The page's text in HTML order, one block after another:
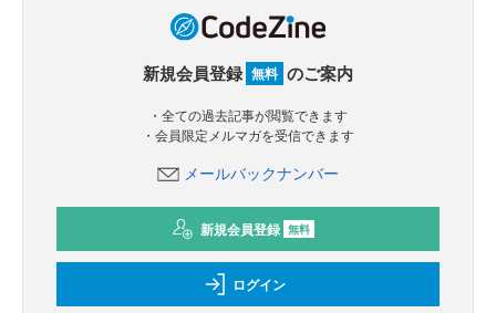
新規会員登録 無料 のご案内
・全ての過去記事が閲覧できます
・会員限定メルマガを受信できます
メールバックナンバー
新規会員登録 無料
ログイン